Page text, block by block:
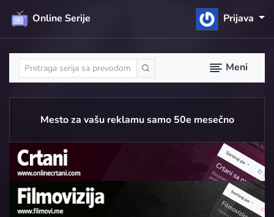
Online Serije Prijava
Meni
Mesto za vašu reklamu samo 50e mesečno